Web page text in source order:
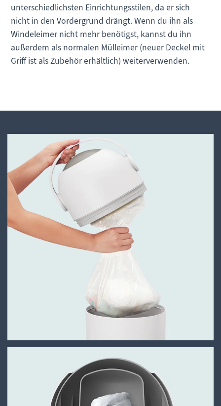
unterschiedlichsten Einrichtungsstilen, da er sich
nicht in den Vordergrund drängt. Wenn du ihn als
Windeleimer nicht mehr benötigst, kannst du ihn
außerdem als normalen Mülleimer (neuer Deckel mit
Griff ist als Zubehör erhältlich) weiterverwenden.